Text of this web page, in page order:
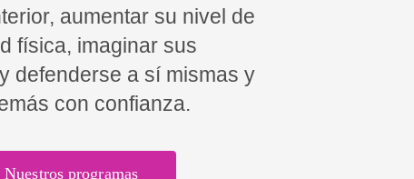
aumentar su nivel de
física, imaginar sus
defenderse a sí mismas y
con confianza.
Nuestros programas